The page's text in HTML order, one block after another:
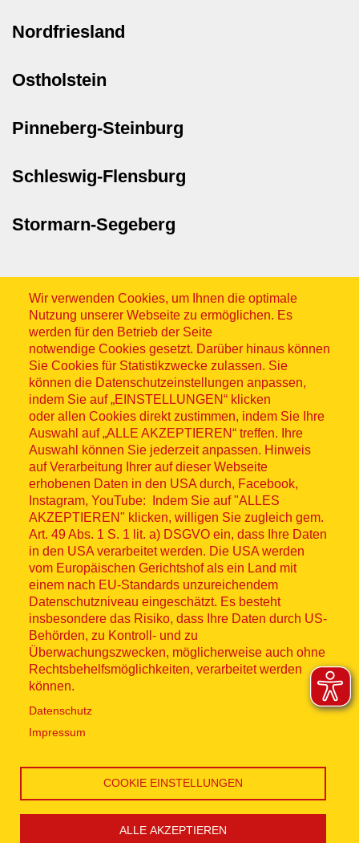
Nordfriesland
Ostholstein
Pinneberg-Steinburg
Schleswig-Flensburg
Stormarn-Segeberg
Wir verwenden Cookies, um Ihnen die optimale
Nutzung unserer Webseite zu ermöglichen. Es
werden für den Betrieb der Seite
notwendige Cookies gesetzt. Darüber hinaus können
Sie Cookies für Statistikzwecke zulassen. Sie
können die Datenschutzeinstellungen anpassen,
indem Sie auf „EINSTELLUNGEN“ klicken
oder allen Cookies direkt zustimmen, indem Sie Ihre
Auswahl auf „ALLE AKZEPTIEREN“ treffen. Ihre
Auswahl können Sie jederzeit anpassen. Hinweis
auf Verarbeitung Ihrer auf dieser Webseite
erhobenen Daten in den USA durch, Facebook,
Instagram, YouTube: Indem Sie auf "ALLES
AKZEPTIEREN" klicken, willigen Sie zugleich gem.
Art. 49 Abs. 1 S. 1 lit. a) DSGVO ein, dass Ihre Daten
in den USA verarbeitet werden. Die USA werden
vom Europäischen Gerichtshof als ein Land mit
einem nach EU-Standards unzureichendem
Datenschutzniveau eingeschätzt. Es besteht
insbesondere das Risiko, dass Ihre Daten durch US-
Behörden, zu Kontroll- und zu
Überwachungszwecken, möglicherweise auch ohne
Rechtsbehelfsmöglichkeiten, verarbeitet werden
können.
Datenschutz
Impressum
COOKIE EINSTELLUNGEN
ALLE AKZEPTIEREN
Sitemap
© ASB 2026
Fußzeilenmenü
Impressum
Datenschutz
Kontakt
Hinweisgebersystem
Lieferkette
Widerruf
Social Media